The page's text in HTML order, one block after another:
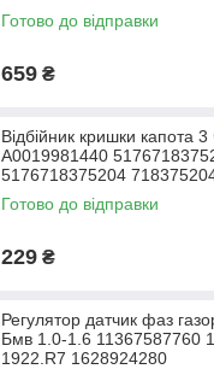
Готово до відправки
659 ₴
Відбійник кришки капота
A0019981440
5176718375204
Готово до відправки
229 ₴
Регулятор датчик фаз
Бмв 1.0-1.6 11367587760
1922.R7 1628924280